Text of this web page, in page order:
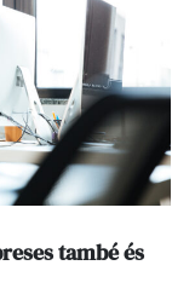
també és